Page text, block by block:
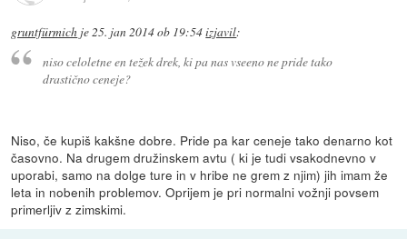
gruntfürmich je 25. jan 2014 ob 19:54izjavil:
niso celoletne en težek drek, ki pa nas vseeno ne pride tako
drastično ceneje?
Niso, če kupiš kakšne dobre. Pride pa kar ceneje tako denarno kot
časovno. Na drugem družinskem avtu ( ki je tudi vsakodnevno v
uporabi, samo na dolge ture in v hribe ne grem z njim) jih imam že
leta in nobenih problemov. Oprijem je pri normalni vožnji povsem
primerljiv z zimskimi.